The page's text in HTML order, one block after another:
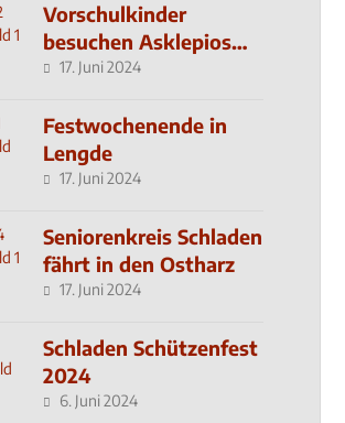
Vorschulkinder
besuchen Asklepios
Klinik
17. Juni 2024
Festwochenende in
Lengde
17. Juni 2024
Seniorenkreis Schladen
fährt in den Ostharz
17. Juni 2024
Schladen Schützenfest
2024
6. Juni 2024